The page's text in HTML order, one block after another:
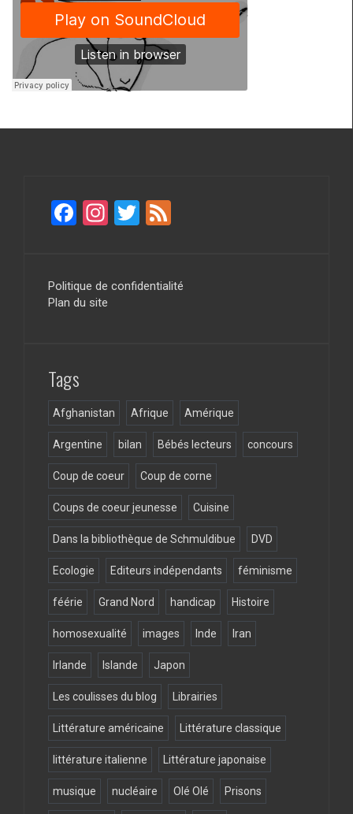
F
b
o
In
gr
T
er
Politique de confidentialité
Plan du site
Tags
Afghanistan Afrique Amérique
Argentine bilan Bébés lecteurs concours
Coup de coeur Coup de corne
Coups de coeur jeunesse Cuisine
Dans la bibliothèque de Schmuldibue DVD
Ecologie Editeurs indépendants féminisme
féérie Grand Nord handicap Histoire
homosexualité images Inde Iran
Irlande Islande Japon
Les coulisses du blog Librairies
Littérature américaine Littérature classique
littérature italienne Littérature japonaise
musique nucléaire Olé Olé Prisons